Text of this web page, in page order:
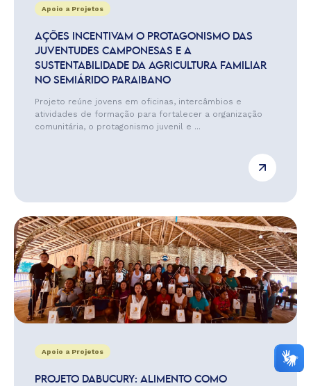
Apoio a Projetos
AÇÕES INCENTIVAM O PROTAGONISMO DAS
JUVENTUDES CAMPONESAS E A
SUSTENTABILIDADE DA AGRICULTURA FAMILIAR
NO SEMIÁRIDO PARAIBANO
Projeto reúne jovens em oficinas, intercâmbios e
atividades de formação para fortalecer a organização
comunitária, o protagonismo juvenil e ...
Apoio a Projetos
PROJETO DABUCURY: ALIMENTO COMO